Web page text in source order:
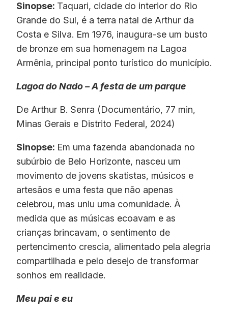
Sinopse: Taquari, cidade do interior do Rio
Grande do Sul, é a terra natal de Arthur da
Costa e Silva. Em 1976, inaugura-se um busto
de bronze em sua homenagem na Lagoa
Armênia, principal ponto turístico do município.
Lagoa do Nado – A festa de um parque
De Arthur B. Senra (Documentário, 77 min,
Minas Gerais e Distrito Federal, 2024)
Sinopse: Em uma fazenda abandonada no
subúrbio de Belo Horizonte, nasceu um
movimento de jovens skatistas, músicos e
artesãos e uma festa que não apenas
celebrou, mas uniu uma comunidade. À
medida que as músicas ecoavam e as
crianças brincavam, o sentimento de
pertencimento crescia, alimentado pela alegria
compartilhada e pelo desejo de transformar
sonhos em realidade.
Meu pai e eu